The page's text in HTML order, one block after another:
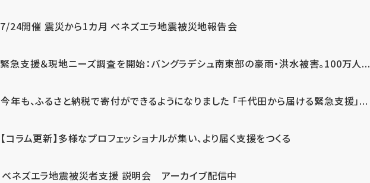
7/24開催 震災から1カ月 ベネズエラ地震被災地報告会
緊急支援＆現地ニーズ調査を開始：バングラデシュ南東部の豪雨・洪水被害。100万人...
今年も、ふるさと納税で寄付ができるようになりました 「千代田から届ける緊急支援」...
【コラム更新】多様なプロフェッショナルが集い、より届く支援をつくる
ベネズエラ地震被災者支援 説明会 アーカイブ配信中